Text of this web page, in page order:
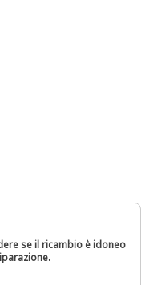
se il ricambio è idoneo